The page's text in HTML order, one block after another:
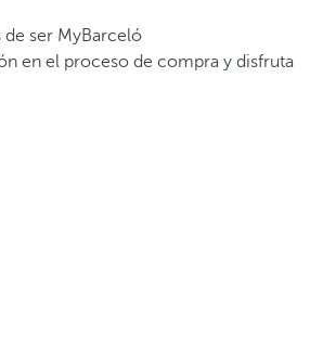
de ser MyBarceló
en el proceso de compra y disfruta